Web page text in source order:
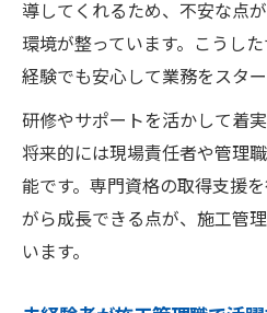
導してくれるため、不安な点
環境が整っています。こうし
経験でも安心して業務をスター
研修やサポートを活かして着
将来的には現場責任者や管理
能です。専門資格の取得支援
がら成長できる点が、施工管
います。